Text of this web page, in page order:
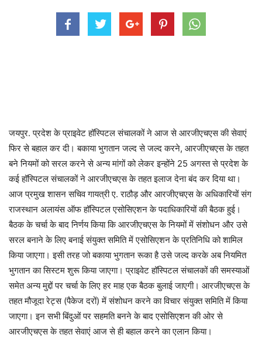
जयपुर. प्रदेश के प्राइवेट हॉस्पिटल संचालकों ने आज से आरजीएचएस की सेवाएं
फिर से बहाल कर दी। बकाया भुगतान जल्द से जल्द करने, आरजीएचएस के तहत
बने नियमों को सरल करने से अन्य मांगों को लेकर इन्होंने 25 अगस्त से प्रदेश के
कई हॉस्पिटल संचालकों ने आरजीएचएस के तहत इलाज देना बंद कर दिया था।
आज प्रमुख शासन सचिव गायत्री ए. राठौड़ और आरजीएचएस के अधिकारियों संग
राजस्थान अलायंस ऑफ हॉस्पिटल एसोसिएशन के पदाधिकारियों की बैठक हुई।
बैठक के चर्चा के बाद निर्णय किया कि आरजीएचएस के नियमों में संशोधन और उसे
सरल बनाने के लिए बनाई संयुक्त समिति में एसोसिएशन के प्रतिनिधि को शामिल
किया जाएगा। इसी तरह जो बकाया भुगतान रूका है उसे जल्द करके अब नियमित
भुगतान का सिस्टम शुरू किया जाएगा। प्राइवेट हॉस्पिटल संचालकों की समस्याओं
समेत अन्य मुद्दों पर चर्चा के लिए हर माह एक बैठक बुलाई जाएगी। आरजीएचएस के
तहत मौजूदा रेट्स (पैकेज दरों) में संशोधन करने का विचार संयुक्त समिति में किया
जाएगा। इन सभी बिंदुओं पर सहमति बनने के बाद एसोसिएशन की ओर से
आरजीएचएस के तहत सेवाएं आज से ही बहाल करने का एलान किया।